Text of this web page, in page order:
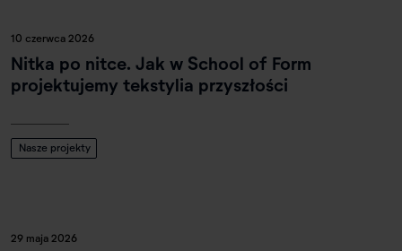
10 czerwca 2026
Nitka po nitce. Jak w School of Form
projektujemy tekstylia przyszłości
Nasze projekty
29 maja 2026